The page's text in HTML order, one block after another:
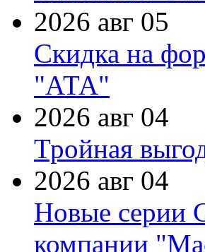
2026 авг 05
Скидка на
"АТА"
2026 авг 04
Тройная
2026 авг 04
Новые серии
компании